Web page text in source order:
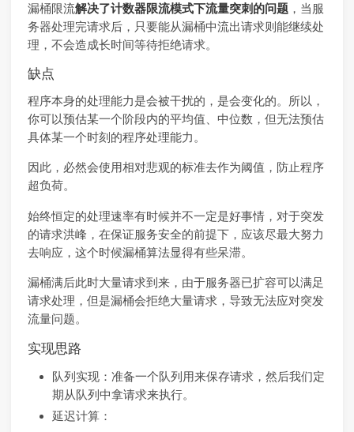
漏桶限流解决了计数器限流模式下流量突刺的问题 ，当服
务器处理完请求后，只要能从漏桶中流出请求则能继续处
理，不会造成长时间等待拒绝请求。
缺点
程序本身的处理能力是会被干扰的，是会变化的。所以，
你可以预估某一个阶段内的平均值、中位数，但无法预估
具体某一个时刻的程序处理能力。
因此，必然会使用相对悲观的标准去作为阈值，防止程序
超负荷。
始终恒定的处理速率有时候并不一定是好事情，对于突发
的请求洪峰，在保证服务安全的前提下，应该尽最大努力
去响应，这个时候漏桶算法显得有些呆滞。
漏桶满后此时大量请求到来，由于服务器已扩容可以满足
请求处理，但是漏桶会拒绝大量请求，导致无法应对突发
流量问题。
实现思路
队列实现：准备一个队列用来保存请求，然后我们定
期从队列中拿请求来执行。
延迟计算：